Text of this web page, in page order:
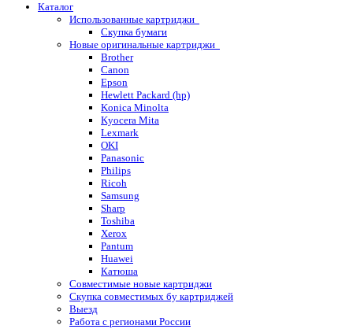
Каталог
Использованные картриджи
Скупка бумаги
Новые оригинальные картриджи
Brother
Canon
Epson
Hewlett Packard (hp)
Konica Minolta
Kyocera Mita
Lexmark
OKI
Panasonic
Philips
Ricoh
Samsung
Sharp
Toshiba
Xerox
Pantum
Huawei
Катюша
Совместимые новые картриджи
Скупка совместимых бу картриджей
Выезд
Работа с регионами России